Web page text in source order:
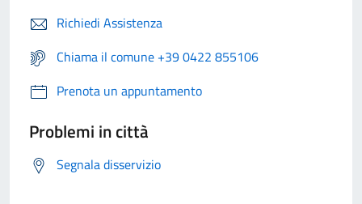
Richiedi Assistenza
Chiama il comune +39 0422 855106
Prenota un appuntamento
Problemi in città
Segnala disservizio